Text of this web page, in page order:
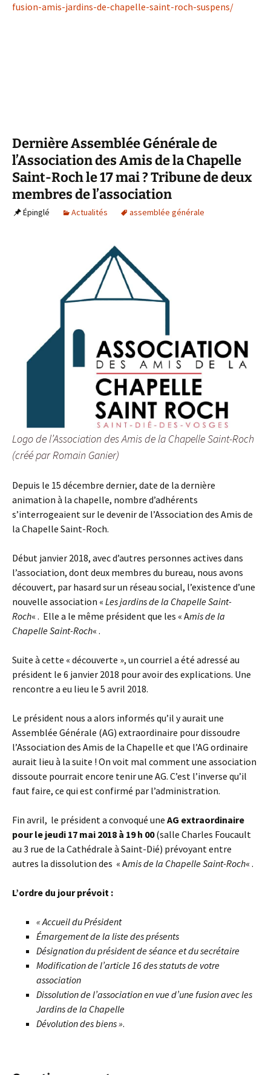
fusion-amis-jardins-de-chapelle-saint-roch-suspens/
Dernière Assemblée Générale de
l’Association des Amis de la Chapelle
Saint-Roch le 17 mai ? Tribune de deux
membres de l’association
Épinglé Actualités assemblée générale
Logo de l’Association des Amis de la Chapelle Saint-Roch
(créé par Romain Ganier)
Depuis le 15 décembre dernier, date de la dernière
animation à la chapelle, nombre d’adhérents
s’interrogeaient sur le devenir de l’Association des Amis de
la Chapelle Saint-Roch.
Début janvier 2018, avec d’autres personnes actives dans
l’association, dont deux membres du bureau, nous avons
découvert, par hasard sur un réseau social, l’existence d’une
nouvelle association « Les jardins de la Chapelle Saint-
Roch« . Elle a le même président que les « Amis de la
Chapelle Saint-Roch« .
Suite à cette « découverte », un courriel a été adressé au
président le 6 janvier 2018 pour avoir des explications. Une
rencontre a eu lieu le 5 avril 2018.
Le président nous a alors informés qu’il y aurait une
Assemblée Générale (AG) extraordinaire pour dissoudre
l’Association des Amis de la Chapelle et que l’AG ordinaire
aurait lieu à la suite ! On voit mal comment une association
dissoute pourrait encore tenir une AG. C’est l’inverse qu’il
faut faire, ce qui est confirmé par l’administration.
Fin avril, le président a convoqué une AG extraordinaire
pour le jeudi 17 mai 2018 à 19 h 00(salle Charles Foucault
au 3 rue de la Cathédrale à Saint-Dié) prévoyant entre
autres la dissolution des « Amis de la Chapelle Saint-Roch« .
L’ordre du jour prévoit :
« Accueil du Président
Émargement de la liste des présents
Désignation du président de séance et du secrétaire
Modification de l’article 16 des statuts de votre
association
Dissolution de l’association en vue d’une fusion avec les
Jardins de la Chapelle
Dévolution des biens ».